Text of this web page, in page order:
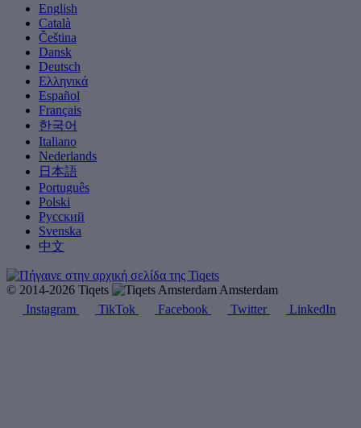
English
Català
Čeština
Dansk
Deutsch
Ελληνικά
Español
Français
한국어
Italiano
Nederlands
日本語
Português
Polski
Русский
Svenska
中文
© 2014-2026 Tiqets
Amsterdam
Instagram
TikTok Facebook Twitter LinkedIn